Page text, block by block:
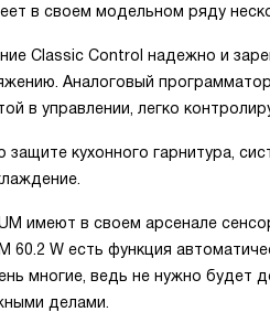
в своем модельном ряду
Classic Control надежно и
Аналоговый
в управлении, легко
защите кухонного гарнитура,
имеют в своем арсенале
60.2 W есть функция
многие, ведь не нужно будет
делами.